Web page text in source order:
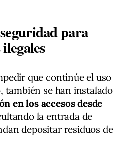
para
que continúe el uso
también se han instalado
en los accesos desde
la entrada de
depositar residuos de